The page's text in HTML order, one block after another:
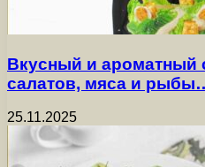
Вкусный и ароматный
салатов, мяса и
25.11.2025